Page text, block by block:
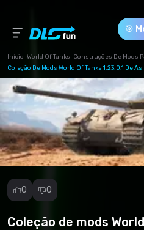
🎯
Início-World Of Tanks-Construções De Mods
Coleção De Mods World Of Tanks 1.23.0.1 De
0 0
Coleção de mods
Denunciar
Versão do Jogo *
1.23.0.1
Download (86.21 Mb)